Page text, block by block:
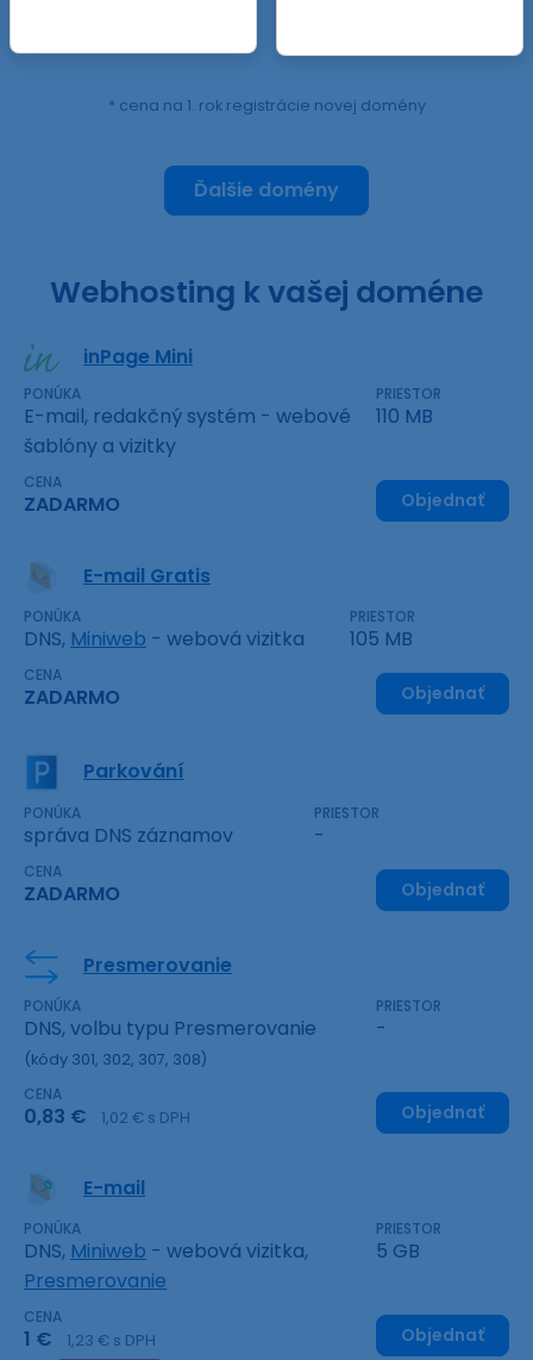
* cena na 1. rok registrácie novej domény
Ďalšie domény
Webhosting k vašej doméne
inPage Mini
PONÚKA
E-mail, redakčný systém - webové
šablóny a vizitky
PRIESTOR
110 MB
CENA
ZADARMO Objednať
E-mail Gratis
PONÚKA
DNS, Miniweb - webová vizitka
PRIESTOR
105 MB
CENA
ZADARMO Objednať
Parkování
PONÚKA
správa DNS záznamov
PRIESTOR
-
CENA
ZADARMO Objednať
Presmerovanie
PONÚKA
DNS, volbu typu Presmerovanie
(kódy 301, 302, 307, 308)
PRIESTOR
-
CENA
0,83 € 1,02 € s DPH Objednať
E-mail
PONÚKA
DNS, Miniweb - webová vizitka,
Presmerovanie
PRIESTOR
5 GB
CENA
1 € 1,23 € s DPH Objednať